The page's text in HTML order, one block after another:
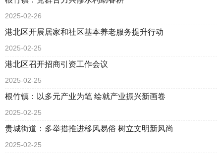
2025-02-26
港北区开展居家和社区基本养老服务提升行动
2025-02-25
港北区召开招商引资工作会议
2025-02-25
根竹镇：以多元产业为笔 绘就产业振兴新画卷
2025-02-25
贵城街道：多举措推进移风易俗 树立文明新风尚
2025-02-25